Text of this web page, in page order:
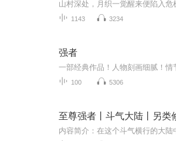
1143 3234
强者
100 5306
至尊强者丨斗气大陆丨另类